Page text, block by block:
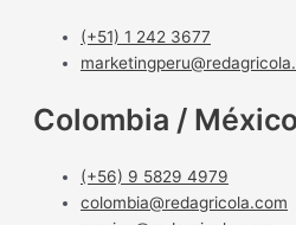
(+51) 1 242 3677
Colombia / México
(+56) 9 5829 4979
colombia@redagricola.com